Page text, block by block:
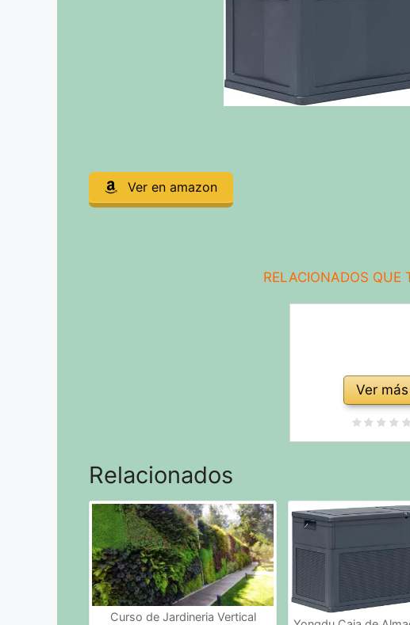
Ver en amazon
RELACIONADOS QUE
Ver más
Relacionados
Curso de Jardineria Vertical